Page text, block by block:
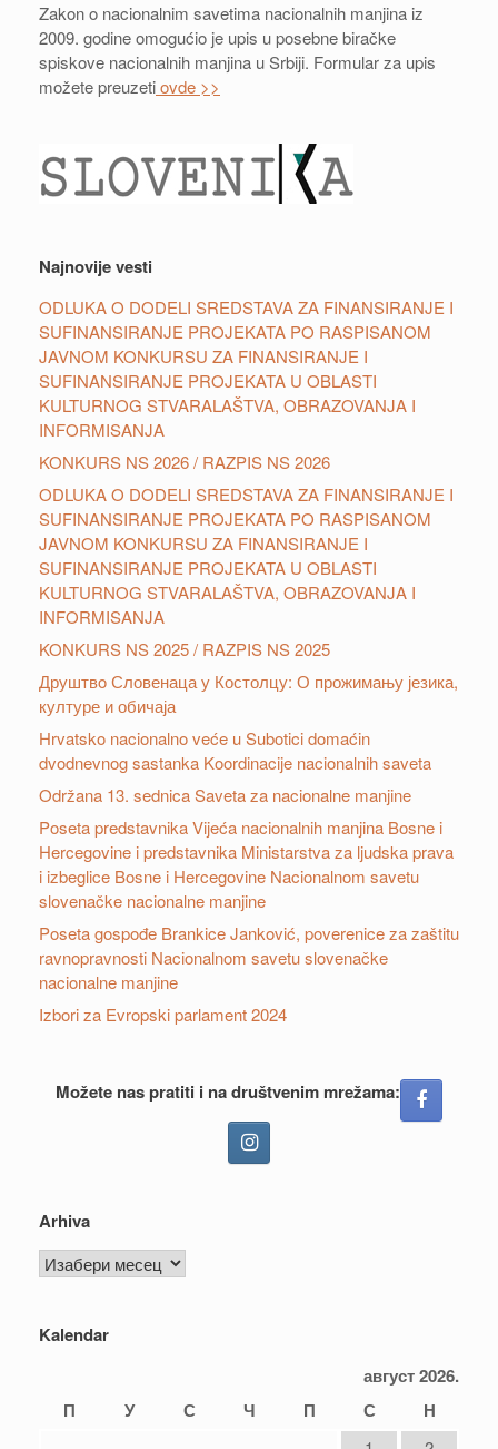
Zakon o nacionalnim savetima nacionalnih manjina iz
2009. godine omogućio je upis u posebne biračke
spiskove nacionalnih manjina u Srbiji. Formular za upis
možete preuzetiovde >>
Najnovije vesti
ODLUKA O DODELI SREDSTAVA ZA FINANSIRANJE I
SUFINANSIRANJE PROJEKATA PO RASPISANOM
JAVNOM KONKURSU ZA FINANSIRANJE I
SUFINANSIRANJE PROJEKATA U OBLASTI
KULTURNOG STVARALAŠTVA, OBRAZOVANJA I
INFORMISANJA
KONKURS NS 2026 / RAZPIS NS 2026
ODLUKA O DODELI SREDSTAVA ZA FINANSIRANJE I
SUFINANSIRANJE PROJEKATA PO RASPISANOM
JAVNOM KONKURSU ZA FINANSIRANJE I
SUFINANSIRANJE PROJEKATA U OBLASTI
KULTURNOG STVARALAŠTVA, OBRAZOVANJA I
INFORMISANJA
KONKURS NS 2025 / RAZPIS NS 2025
Друштвo Словенаца у Костолцу: О прожимању језика,
културе и обичаја
Hrvatsko nacionalno veće u Subotici domaćin
dvodnevnog sastanka Koordinacije nacionalnih saveta
Održana 13. sednica Saveta za nacionalne manjine
Poseta predstavnika Vijeća nacionalnih manjina Bosne i
Hercegovine i predstavnika Ministarstva za ljudska prava
i izbeglice Bosne i Hercegovine Nacionalnom savetu
slovenačke nacionalne manjine
Poseta gospođe Brankice Janković, poverenice za zaštitu
ravnopravnosti Nacionalnom savetu slovenačke
nacionalne manjine
Izbori za Evropski parlament 2024
Možete nas pratiti i na društvenim mrežama:
Arhiva
Arhiva
Kalendar
август 2026.
П
У С Ч П С Н